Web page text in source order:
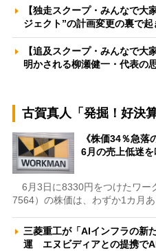
【独走スクープ・みんなで大
ジェクト”の計画変更の裏で
【追及スクープ・みんなで大
明かされる柳瀬健一・代表の
古賀真人「発掘！好決算
《株価34％急落
6月の売上低迷
6月3日に8330円をつけたワー
7564）の株価は、わずか1カ月
三菱重工が「AIインフラの新
運 エヌビディアとの提携で